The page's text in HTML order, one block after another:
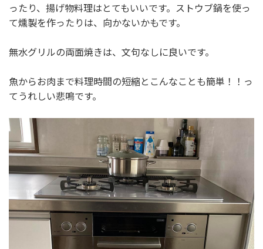
ったり、揚げ物料理はとてもいいです。ストウブ鍋を使っ
て燻製を作ったりは、向かないかもです。
無水グリルの両面焼きは、文句なしに良いです。
魚からお肉まで料理時間の短縮とこんなことも簡単！！っ
てうれしい悲鳴です。